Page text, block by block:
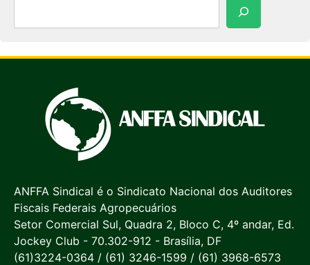
ANFFA Sindical é o Sindicato Nacional dos Auditores
Fiscais Federais Agropecuários
Setor Comercial Sul, Quadra 2, Bloco C, 4º andar, Ed.
Jockey Club - 70.302-912 - Brasília, DF
(61)3224-0364 / (61) 3246-1599 / (61) 3968-6573